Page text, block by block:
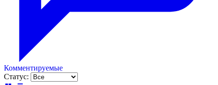
Комментируемые
Статус: